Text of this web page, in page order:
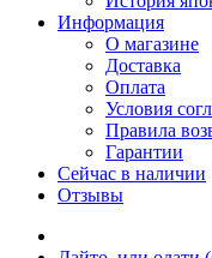
Информация
О магазине
Доставка
Оплата
Условия
Правила
Гарантии
Сейчас в наличии
Отзывы